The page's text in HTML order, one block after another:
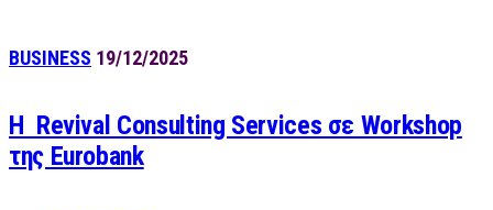
BUSINESS 19/12/2025
Η Revival Consulting Services σε Workshop
της Eurobank